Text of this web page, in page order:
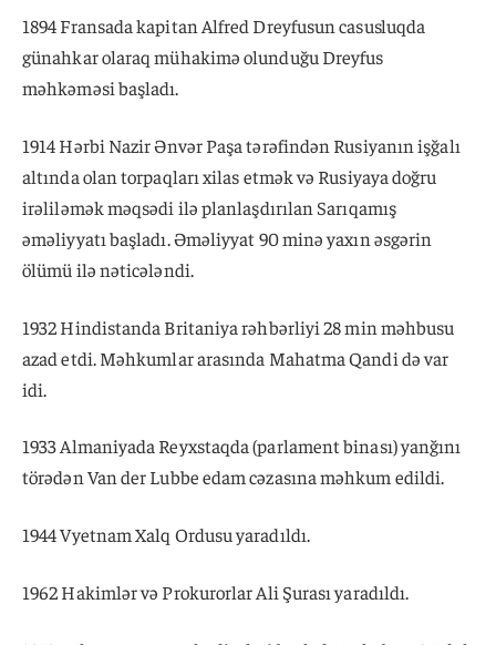
1894 Fransada kapitan Alfred Dreyfusun casusluqda
günahkar olaraq mühakimə olunduğu Dreyfus
məhkəməsi başladı.
1914 Hərbi Nazir Ənvər Paşa tərəfindən Rusiyanın işğalı
altında olan torpaqları xilas etmək və Rusiyaya doğru
irəliləmək məqsədi ilə planlaşdırılan Sarıqamış
əməliyyatı başladı. Əməliyyat 90 minə yaxın əsgərin
ölümü ilə nəticələndi.
1932 Hindistanda Britaniya rəhbərliyi 28 min məhbusu
azad etdi. Məhkumlar arasında Mahatma Qandi də var
idi.
1933 Almaniyada Reyxstaqda (parlament binası) yanğını
törədən Van der Lubbe edam cəzasına məhkum edildi.
1944 Vyetnam Xalq Ordusu yaradıldı.
1962 Hakimlər və Prokurorlar Ali Şurası yaradıldı.